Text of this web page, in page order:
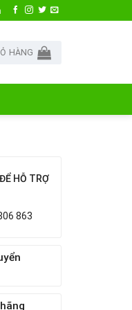
HÀNG
HỖ TRỢ
863